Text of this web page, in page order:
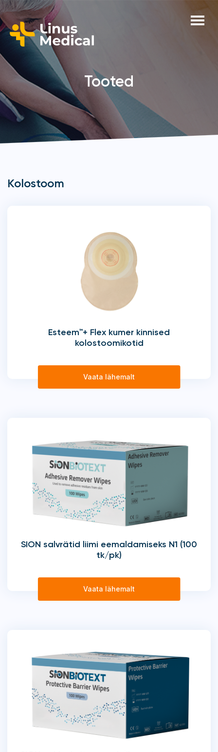
Tooted
Kolostoom
Esteem™+ Flex kumer kinnised
kolostoomikotid
Vaata lähemalt
SION salvrätid liimi eemaldamiseks N1 (100
tk/pk)
Vaata lähemalt